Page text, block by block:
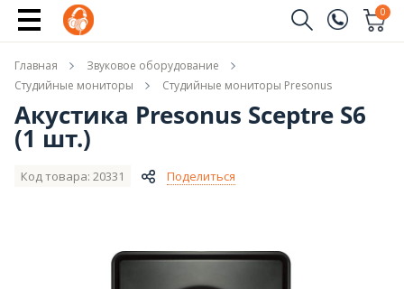
(096)
(044)
0
Имя
Телефон
Главная
Звуковое оборудование
Студийные мониторы
Студийные мониторы Presonus
Акустика Presonus Sceptre S6
(1 шт.)
Код товара: 20331 Поделиться
Сообщить о поступлении